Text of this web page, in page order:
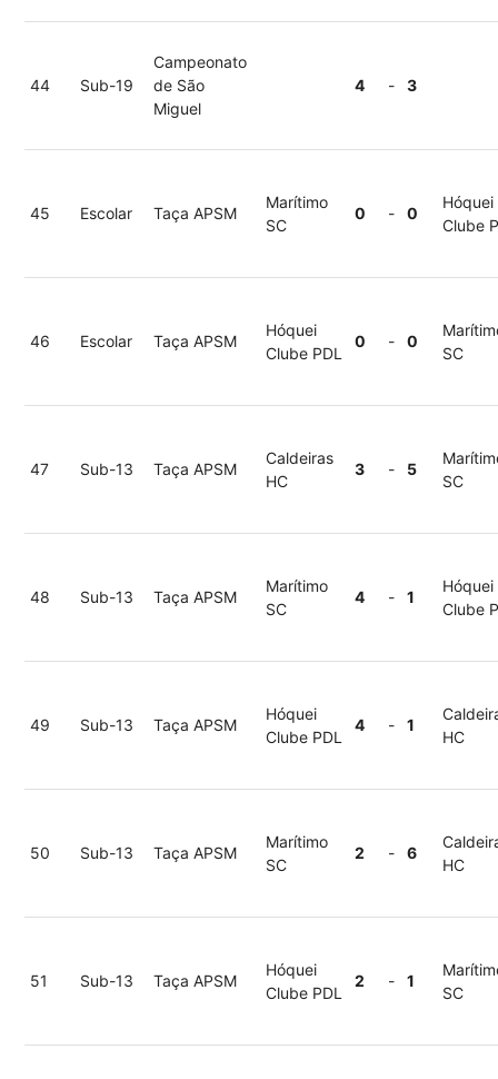
44 Sub-19
Campeonato
de São
Miguel
4 - 3
45 Escolar Taça APSM
Marítimo
SC
0 - 0
Hóquei
Clube
46 Escolar Taça APSM
Hóquei
Clube PDL
0 - 0
SC
47 Sub-13 Taça APSM
Caldeiras
HC
3 - 5
SC
48 Sub-13 Taça APSM
Marítimo
SC
4 - 1
Hóquei
Clube
49 Sub-13 Taça APSM
Hóquei
Clube PDL
4 - 1
HC
50 Sub-13 Taça APSM
Marítimo
SC
2 - 6
HC
51 Sub-13 Taça APSM
Hóquei
Clube PDL
2 - 1
SC